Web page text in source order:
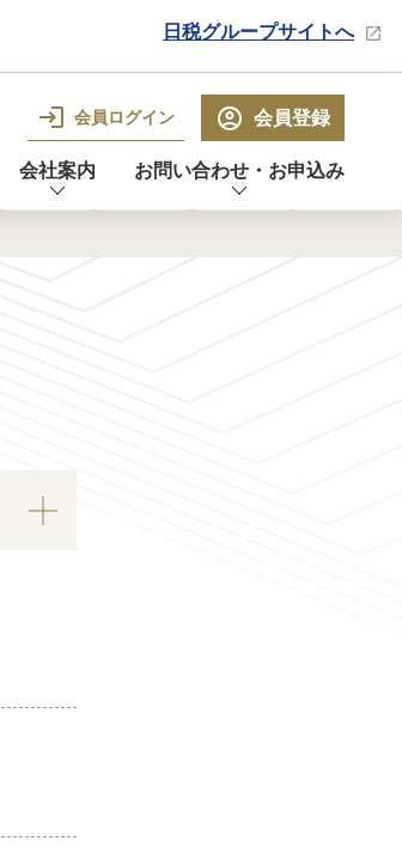
日税グループサイトへ
会員ログイン 会員登録
会社案内 お問い合わせ・お申込み